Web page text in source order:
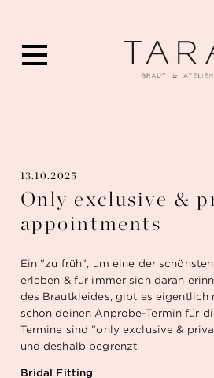
13.10.2025
Only exclusive &
appointments
Ein "zu früh", um eine der
erleben & für immer sich daran
des Brautkleides, gibt es eigentlich
schon deinen Anprobe-Termin für
Termine sind "only exclusive &
und deshalb begrenzt.
Bridal Fitting